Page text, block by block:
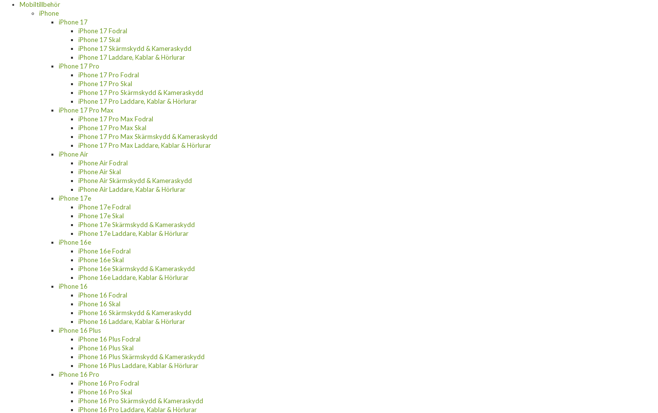
Mobiltillbehör
iPhone
iPhone 17
iPhone 17 Fodral
iPhone 17 Skal
iPhone 17 Skärmskydd & Kameraskydd
iPhone 17 Laddare, Kablar & Hörlurar
iPhone 17 Pro
iPhone 17 Pro Fodral
iPhone 17 Pro Skal
iPhone 17 Pro Skärmskydd & Kameraskydd
iPhone 17 Pro Laddare, Kablar & Hörlurar
iPhone 17 Pro Max
iPhone 17 Pro Max Fodral
iPhone 17 Pro Max Skal
iPhone 17 Pro Max Skärmskydd & Kameraskydd
iPhone 17 Pro Max Laddare, Kablar & Hörlurar
iPhone Air
iPhone Air Fodral
iPhone Air Skal
iPhone Air Skärmskydd & Kameraskydd
iPhone Air Laddare, Kablar & Hörlurar
iPhone 17e
iPhone 17e Fodral
iPhone 17e Skal
iPhone 17e Skärmskydd & Kameraskydd
iPhone 17e Laddare, Kablar & Hörlurar
iPhone 16e
iPhone 16e Fodral
iPhone 16e Skal
iPhone 16e Skärmskydd & Kameraskydd
iPhone 16e Laddare, Kablar & Hörlurar
iPhone 16
iPhone 16 Fodral
iPhone 16 Skal
iPhone 16 Skärmskydd & Kameraskydd
iPhone 16 Laddare, Kablar & Hörlurar
iPhone 16 Plus
iPhone 16 Plus Fodral
iPhone 16 Plus Skal
iPhone 16 Plus Skärmskydd & Kameraskydd
iPhone 16 Plus Laddare, Kablar & Hörlurar
iPhone 16 Pro
iPhone 16 Pro Fodral
iPhone 16 Pro Skal
iPhone 16 Pro Skärmskydd & Kameraskydd
iPhone 16 Pro Laddare, Kablar & Hörlurar